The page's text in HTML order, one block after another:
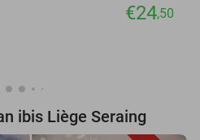
€24,50
ibis Liège Seraing